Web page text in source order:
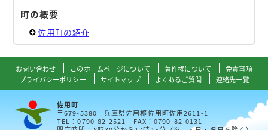
町の概要
佐用町の紹介
お問い合わせ このホームページについて 著作権について
免責事項
プライバシーポリシー
サイトマップ よくあるご質問 連絡先一覧
佐用町
〒679-5380 兵庫県佐用郡佐用町佐用2611-1
TEL：0790-82-2521 FAX：0790-82-0131